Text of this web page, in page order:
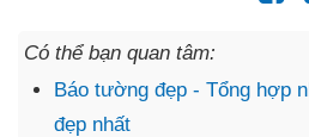
Có thể bạn quan tâm:
Báo tường đẹp - Tổng hợp
đẹp nhất